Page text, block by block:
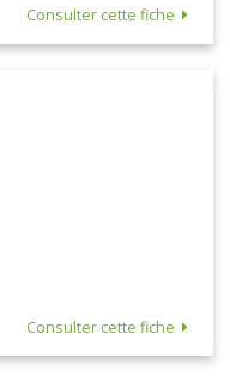
Consulter cette fiche
Consulter cette fiche